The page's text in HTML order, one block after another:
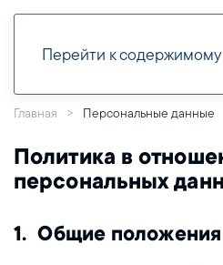
Перейти к содержимому
Главная Персональные данные
Политика в
персональных
1. Общие положения